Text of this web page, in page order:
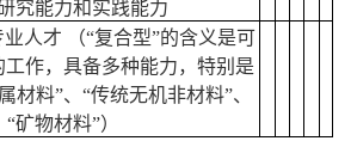
究能力和实践能力
业人才 （“复合型”的含义是可
工作，具备多种能力，特别是
材料”、 “传统无机非材料”、
“矿物材料”）